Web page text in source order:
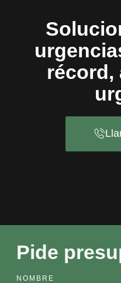
récord,
Pide
NOMBRE